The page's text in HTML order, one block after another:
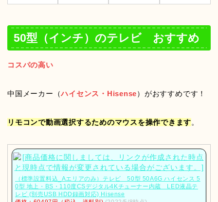
50型（インチ）のテレビ おすすめ
コスパの高い
中国メーカー（ハイセンス・Hisense）がおすすめです！
リモコンで動画選択するためのマウスを操作できます。
（標準設置料込_Aエリアのみ）テレビ 50型 50A6G ハイセンス 5
0型 地上・BS・110度CSデジタル4Kチューナー内蔵 LED液晶テ
レビ (別売USB HDD録画対応) Hisense